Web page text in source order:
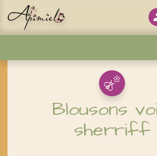
Blousons
sherriff
Panneau de gestion des cookies